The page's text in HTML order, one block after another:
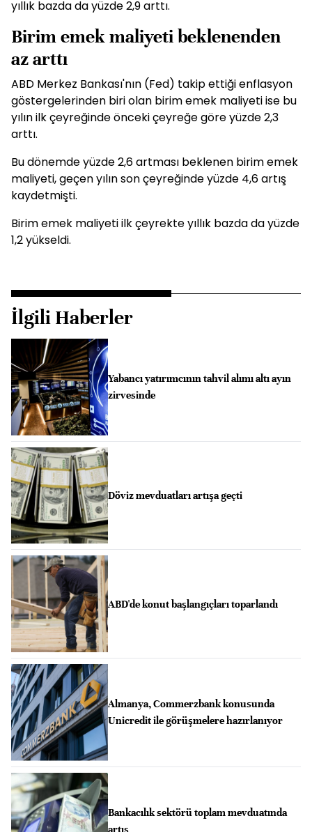
yıllık bazda da yüzde 2,9 arttı.
Birim emek maliyeti beklenenden
az arttı
ABD Merkez Bankası'nın (Fed) takip ettiği enflasyon
göstergelerinden biri olan birim emek maliyeti ise bu
yılın ilk çeyreğinde önceki çeyreğe göre yüzde 2,3
arttı.
Bu dönemde yüzde 2,6 artması beklenen birim emek
maliyeti, geçen yılın son çeyreğinde yüzde 4,6 artış
kaydetmişti.
Birim emek maliyeti ilk çeyrekte yıllık bazda da yüzde
1,2 yükseldi.
İlgili Haberler
Yabancı yatırımcının tahvil alımı altı ayın
zirvesinde
Döviz mevduatları artışa geçti
ABD'de konut başlangıçları toparlandı
Almanya, Commerzbank konusunda
Unicredit ile görüşmelere hazırlanıyor
Bankacılık sektörü toplam mevduatında
artış